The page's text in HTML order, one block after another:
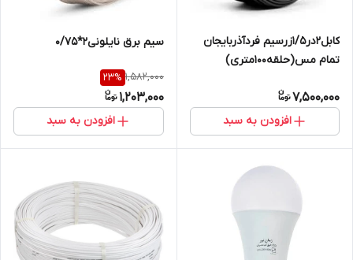
کابل2در1/5زرسیم فردآذربایجان
تمام مس(حلقه100متری)
7,500,000
افزودن به سبد
سیم برق نایلونی2*0/75
1,582,000
23%
1,203,000
افزودن به سبد